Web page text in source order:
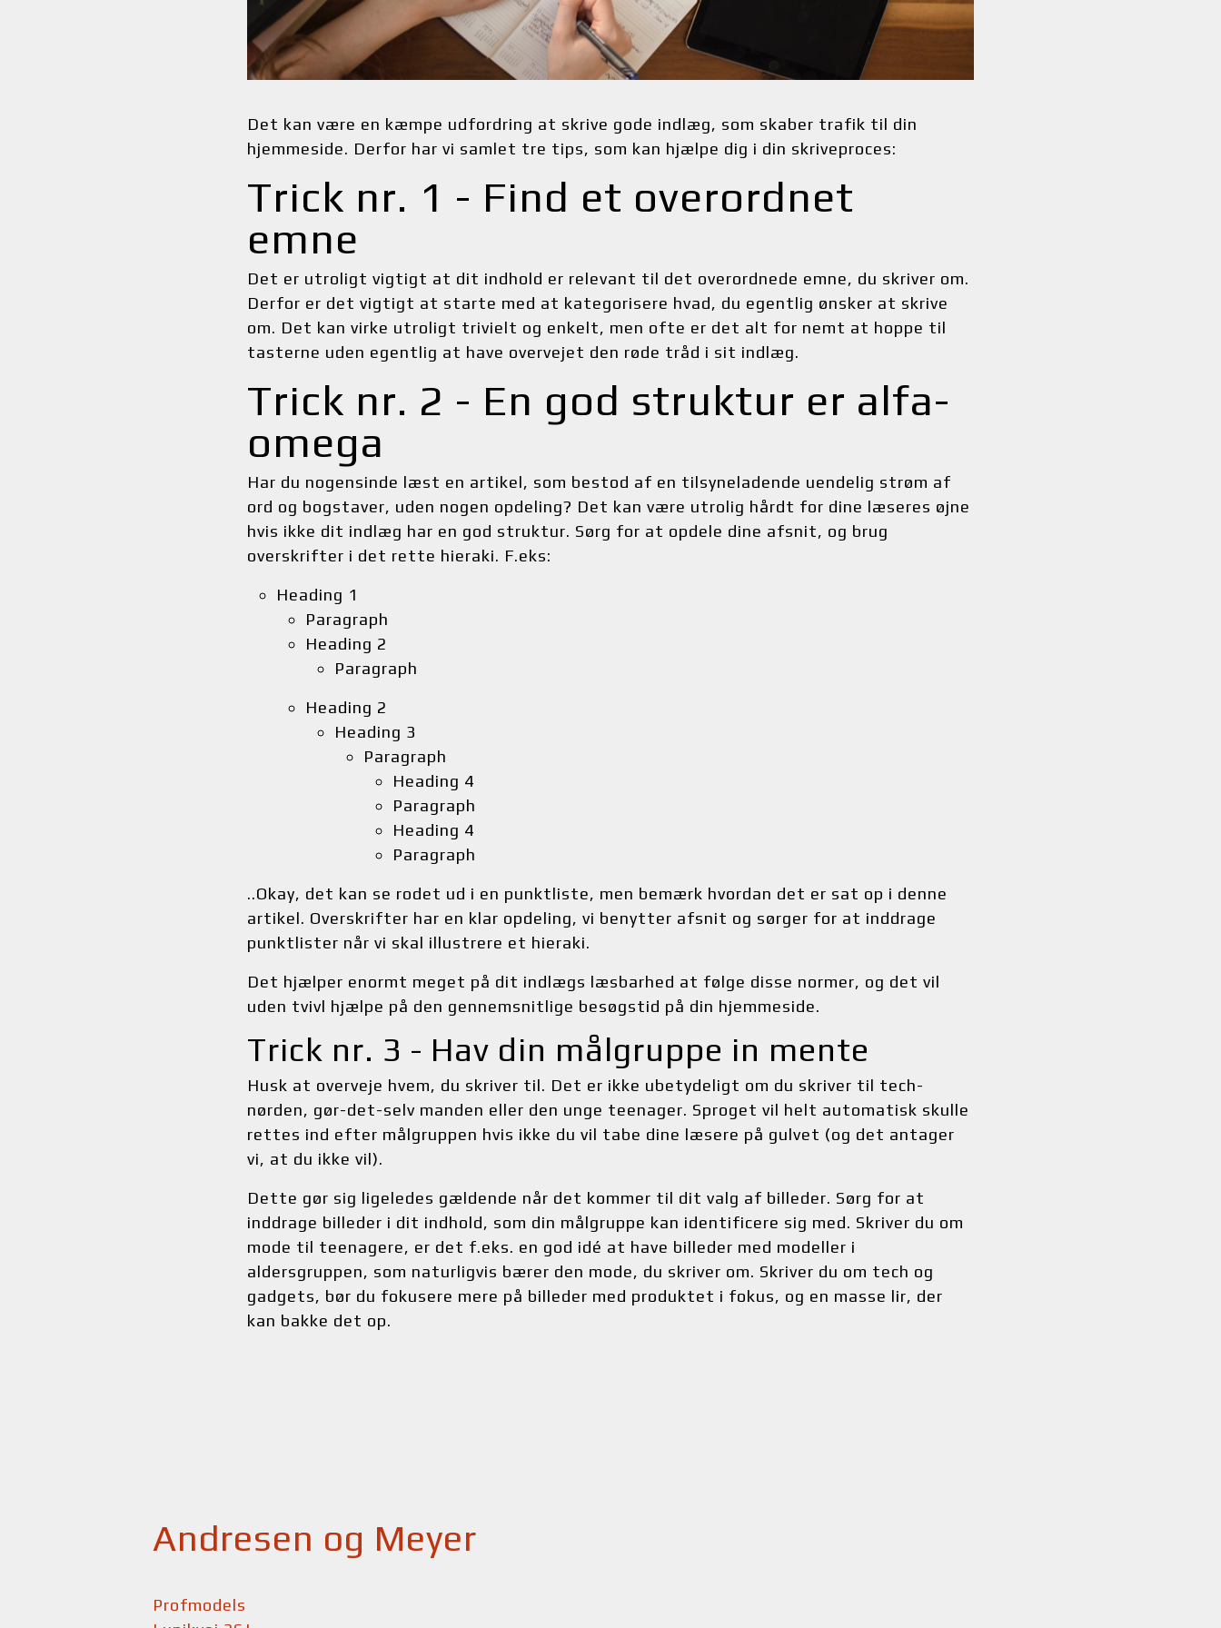
Det kan være en kæmpe udfordring at skrive gode indlæg, som skaber trafik til din
hjemmeside. Derfor har vi samlet tre tips, som kan hjælpe dig i din skriveproces:
Trick nr. 1 - Find et overordnet
emne
Det er utroligt vigtigt at dit indhold er relevant til det overordnede emne, du skriver om.
Derfor er det vigtigt at starte med at kategorisere hvad, du egentlig ønsker at skrive
om. Det kan virke utroligt trivielt og enkelt, men ofte er det alt for nemt at hoppe til
tasterne uden egentlig at have overvejet den røde tråd i sit indlæg.
Trick nr. 2 - En god struktur er alfa-
omega
Har du nogensinde læst en artikel, som bestod af en tilsyneladende uendelig strøm af
ord og bogstaver, uden nogen opdeling? Det kan være utrolig hårdt for dine læseres øjne
hvis ikke dit indlæg har en god struktur. Sørg for at opdele dine afsnit, og brug
overskrifter i det rette hieraki. F.eks:
Heading 1
Paragraph
Heading 2
Paragraph
Heading 2
Heading 3
Paragraph
Heading 4
Paragraph
Heading 4
Paragraph
..Okay, det kan se rodet ud i en punktliste, men bemærk hvordan det er sat op i denne
artikel. Overskrifter har en klar opdeling, vi benytter afsnit og sørger for at inddrage
punktlister når vi skal illustrere et hieraki.
Det hjælper enormt meget på dit indlægs læsbarhed at følge disse normer, og det vil
uden tvivl hjælpe på den gennemsnitlige besøgstid på din hjemmeside.
Trick nr. 3 - Hav din målgruppe in mente
Husk at overveje hvem, du skriver til. Det er ikke ubetydeligt om du skriver til tech-
nørden, gør-det-selv manden eller den unge teenager. Sproget vil helt automatisk skulle
rettes ind efter målgruppen hvis ikke du vil tabe dine læsere på gulvet (og det antager
vi, at du ikke vil).
Dette gør sig ligeledes gældende når det kommer til dit valg af billeder. Sørg for at
inddrage billeder i dit indhold, som din målgruppe kan identificere sig med. Skriver du om
mode til teenagere, er det f.eks. en god idé at have billeder med modeller i
aldersgruppen, som naturligvis bærer den mode, du skriver om. Skriver du om tech og
gadgets, bør du fokusere mere på billeder med produktet i fokus, og en masse lir, der
kan bakke det op.
Andresen og Meyer
Profmodels